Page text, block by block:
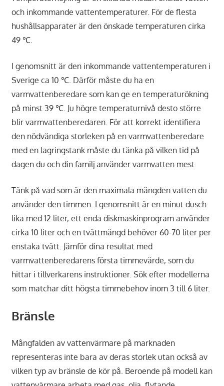
och inkommande vattentemperaturer. För de flesta
hushållsapparater är den önskade temperaturen cirka
49 ℃.
I genomsnitt är den inkommande vattentemperaturen i
Sverige ca 10 ℃. Därför måste du ha en
varmvattenberedare som kan ge en temperaturökning
på minst 39 ℃. Ju högre temperaturnivå desto större
blir varmvattenberedaren. För att korrekt identifiera
den nödvändiga storleken på en varmvattenberedare
med en lagringstank måste du tänka på vilken tid på
dagen du och din familj använder varmvatten mest.
Tänk på vad som är den maximala mängden vatten du
använder den timmen. I genomsnitt är en minut dusch
lika med 12 liter, ett enda diskmaskinprogram använder
cirka 10 liter och en tvättmängd behöver 60-70 liter per
enstaka tvätt. Jämför dina resultat med
varmvattenberedarens första timmevärde, som du
hittar i tillverkarens instruktioner. Sök efter modellerna
som matchar ditt högsta timmebehov inom 3 till 6 liter.
Bränsle
Mångfalden av vattenvärmare på marknaden
representeras inte bara av deras storlek utan också av
vilken typ av bränsle de kör på. Beroende på modell kan